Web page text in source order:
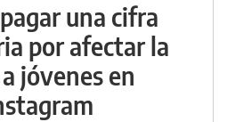
una cifra
por afectar la
jóvenes en